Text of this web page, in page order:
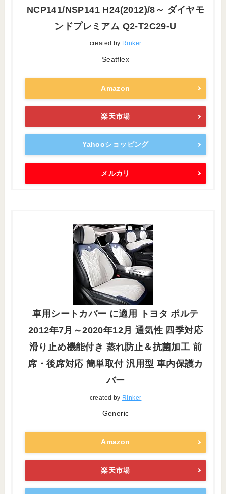
NCP141/NSP141 H24(2012)/8～ ダイヤモ
ンドプレミアム Q2-T2C29-U
created by Rinker
Seatflex
Amazon
楽天市場
Yahooショッピング
メルカリ
車用シートカバー に適用 トヨタ ポルテ
2012年7月～2020年12月 通気性 四季対応
滑り止め機能付き 蒸れ防止＆抗菌加工 前
席・後席対応 簡単取付 汎用型 車内保護カ
バー
created by Rinker
Generic
Amazon
楽天市場